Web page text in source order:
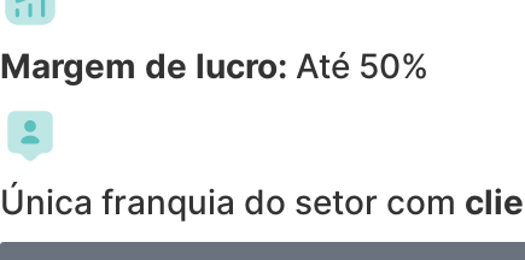
Margem de lucro: Até 50%
Única franquia do setor com